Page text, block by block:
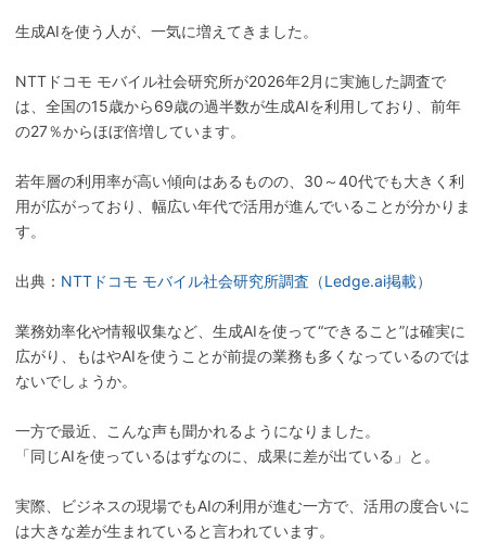
生成AIを使う人が、一気に増えてきました。
NTTドコモ モバイル社会研究所が2026年2月に実施した調査で
は、全国の15歳から69歳の過半数が生成AIを利用しており、前年
の27％からほぼ倍増しています。
若年層の利用率が高い傾向はあるものの、30～40代でも大きく利
用が広がっており、幅広い年代で活用が進んでいることが分かりま
す。
出典： NTTドコモ モバイル社会研究所調査（Ledge.ai掲載）
業務効率化や情報収集など、生成AIを使って“できること”は確実に
広がり、もはやAIを使うことが前提の業務も多くなっているのでは
ないでしょうか。
一方で最近、こんな声も聞かれるようになりました。
「同じAIを使っているはずなのに、成果に差が出ている」と。
実際、ビジネスの現場でもAIの利用が進む一方で、活用の度合いに
は大きな差が生まれていると言われています。